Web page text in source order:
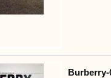
Burberry-